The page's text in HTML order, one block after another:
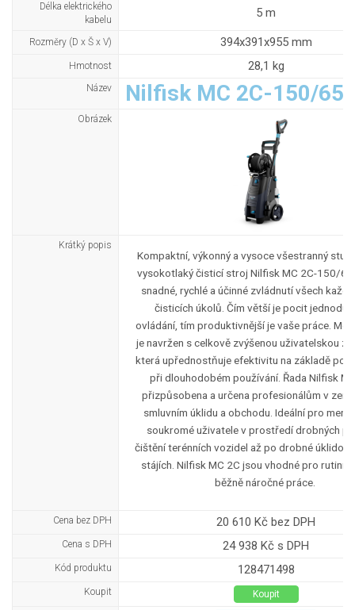
Délka elektrického
kabelu
5 m
Rozměry (D x Š x V) 394x391x955 mm
Hmotnost 28,1 kg
Název Nilfisk MC 2C-150/
Obrázek
Krátký popis
Kompaktní, výkonný a vysoce všestranný
vysokotlaký čisticí stroj Nilfisk MC 2C-150/
snadné, rychlé a účinné zvládnutí všech
čisticích úkolů. Čím větší je pocit
ovládání, tím produktivnější je vaše práce.
je navržen s celkově zvýšenou uživatelskou
která upřednostňuje efektivitu na základě
při dlouhodobém používání. Řada Nilfisk
přizpůsobena a určena profesionálům v
smluvním úklidu a obchodu. Ideální pro
soukromé uživatele v prostředí drobných
čištění terénních vozidel až po drobné
stájích. Nilfisk MC 2C jsou vhodné pro rutinní
běžně náročné práce.
Cena bez DPH 20 610 Kč bez DPH
Cena s DPH 24 938 Kč s DPH
Kód produktu 128471498
Koupit
Koupit